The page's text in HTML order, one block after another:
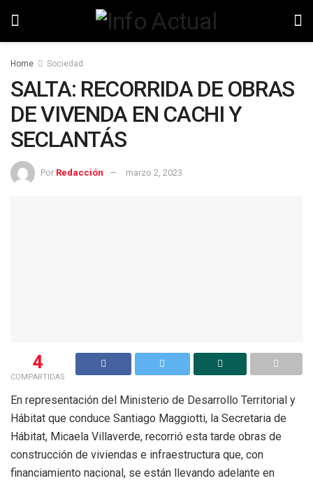
Home Sociedad
SALTA: RECORRIDA DE OBRAS
DE VIVENDA EN CACHI Y
SECLANTÁS
Por Redacción marzo 2, 2023
4
COMPARTIDAS
En representación del Ministerio de Desarrollo Territorial y
Hábitat que conduce Santiago Maggiotti, la Secretaria de
Hábitat, Micaela Villaverde, recorrió esta tarde obras de
construcción de viviendas e infraestructura que, con
financiamiento nacional, se están llevando adelante en